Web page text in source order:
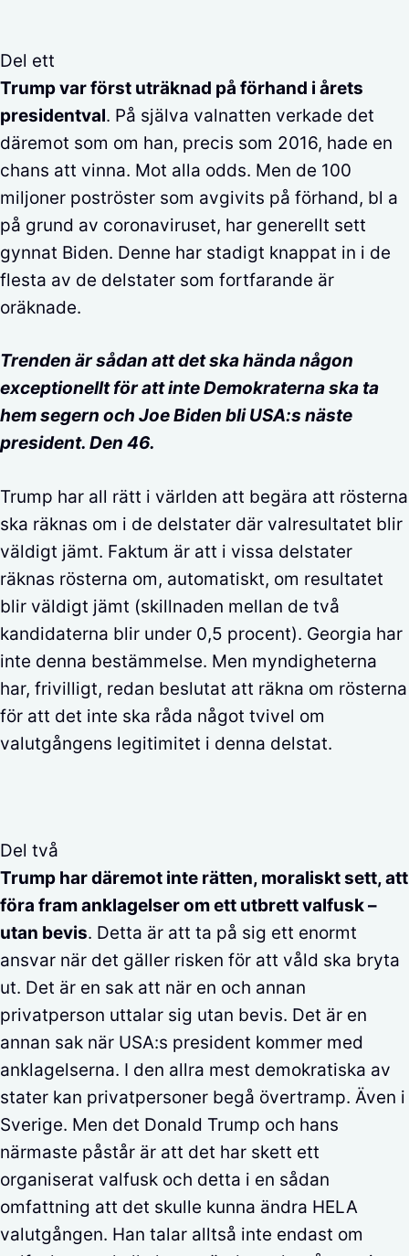
Del ett
Trump var först uträknad på förhand i årets
presidentval. På själva valnatten verkade det
däremot som om han, precis som 2016, hade en
chans att vinna. Mot alla odds. Men de 100
miljoner poströster som avgivits på förhand, bl a
på grund av coronaviruset, har generellt sett
gynnat Biden. Denne har stadigt knappat in i de
flesta av de delstater som fortfarande är
oräknade.
Trenden är sådan att det ska hända någon
exceptionellt för att inte Demokraterna ska ta
hem segern och Joe Biden bli USA:s näste
president. Den 46.
Trump har all rätt i världen att begära att rösterna
ska räknas om i de delstater där valresultatet blir
väldigt jämt. Faktum är att i vissa delstater
räknas rösterna om, automatiskt, om resultatet
blir väldigt jämt (skillnaden mellan de två
kandidaterna blir under 0,5 procent). Georgia har
inte denna bestämmelse. Men myndigheterna
har, frivilligt, redan beslutat att räkna om rösterna
för att det inte ska råda något tvivel om
valutgångens legitimitet i denna delstat.
Del två
Trump har däremot inte rätten, moraliskt sett, att
föra fram anklagelser om ett utbrett valfusk –
utan bevis. Detta är att ta på sig ett enormt
ansvar när det gäller risken för att våld ska bryta
ut. Det är en sak att när en och annan
privatperson uttalar sig utan bevis. Det är en
annan sak när USA:s president kommer med
anklagelserna. I den allra mest demokratiska av
stater kan privatpersoner begå övertramp. Även i
Sverige. Men det Donald Trump och hans
närmaste påstår är att det har skett ett
organiserat valfusk och detta i en sådan
omfattning att det skulle kunna ändra HELA
valutgången. Han talar alltså inte endast om